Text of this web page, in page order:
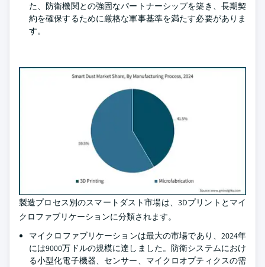
た、防衛機関との強固なパートナーシップを築き、長期契
約を確保するために厳格な軍事基準を満たす必要がありま
す。
製造プロセス別のスマートダスト市場は、3Dプリントとマイ
クロファブリケーションに分類されます。
マイクロファブリケーションは最大の市場であり、2024年
には9000万ドルの規模に達しました。防衛システムにおけ
る小型化電子機器、センサー、マイクロオプティクスの需